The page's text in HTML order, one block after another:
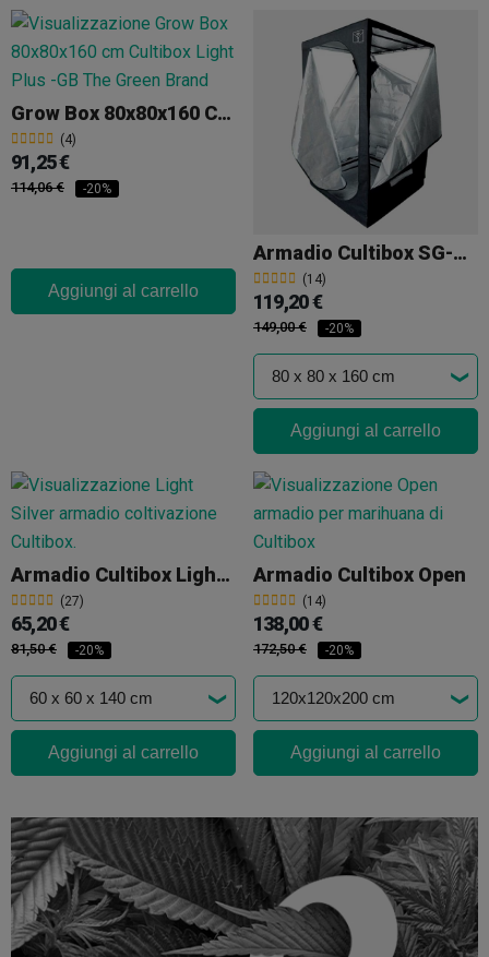
Grow Box 80x80x160 Cm Cultibox Light Plus
(4)
91,25 €
114,06 € -20%
Aggiungi al carrello
Armadio Cultibox SG-Combi
(14)
119,20 €
149,00 € -20%
Aggiungi al carrello
Armadio Cultibox Light (silver)
(27)
65,20 €
81,50 € -20%
Aggiungi al carrello
Armadio Cultibox Open
(14)
138,00 €
172,50 € -20%
Aggiungi al carrello